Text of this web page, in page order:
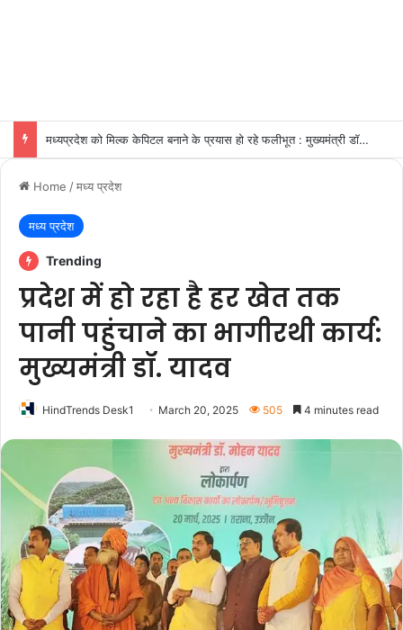
भोपाल और इंदौर-उज्जैन मेट्रोपॉलिटन क्षेत्र नई सड़कों से होगा समृद्ध : मुख्यमंत्री डॉ.यादव
Home /मध्य प्रदेश
मध्य प्रदेश
Trending
प्रदेश में हो रहा है हर खेत तक
पानी पहुंचाने का भागीरथी कार्य:
मुख्यमंत्री डॉ. यादव
HindTrends Desk1 March 20, 2025 505 4 minutes read